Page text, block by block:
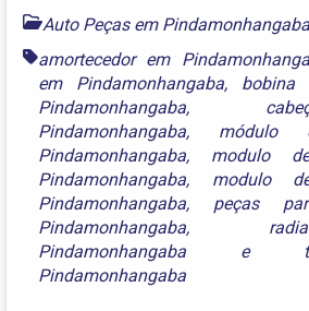
Auto Peças em Pindamonhangaba
amortecedor em
em Pindamonhangaba, bobina
Pindamonhangaba,
Pindamonhangaba,
Pindamonhangaba, modulo
Pindamonhangaba, modulo
Pindamonhangaba, peças
Pindamonhangaba,
Pindamonhangaba e
Pindamonhangaba